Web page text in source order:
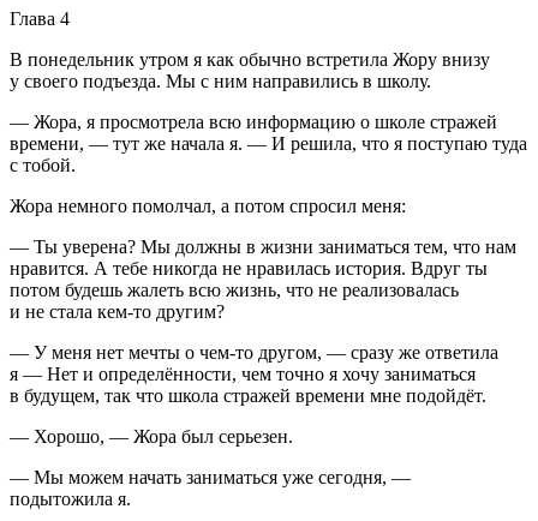
Глава 4
В понедельник утром я как обычно встретила Жору внизу
у своего подъезда. Мы с ним направились в школу.
— Жора, я просмотрела всю информацию о школе стражей
времени, — тут же начала я. — И решила, что я поступаю туда
с тобой.
Жора немного помолчал, а потом спросил меня:
— Ты уверена? Мы должны в жизни заниматься тем, что нам
нравится. А тебе никогда не нравилась история. Вдруг ты
потом будешь жалеть всю жизнь, что не реализовалась
и не стала кем-то другим?
— У меня нет мечты о чем-то другом, — сразу же ответила
я — Нет и определённости, чем точно я хочу заниматься
в будущем, так что школа стражей времени мне подойдёт.
— Хорошо, — Жора был серьезен.
— Мы можем начать заниматься уже сегодня, —
подытожила я.